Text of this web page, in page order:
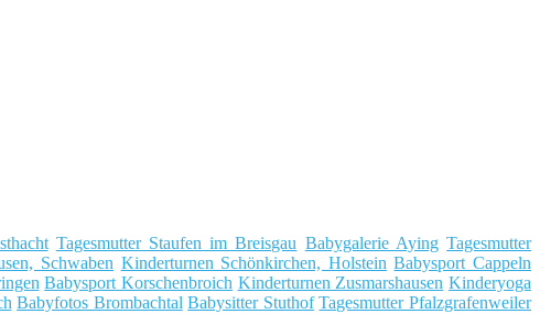
Tagesmutter Staufen im Breisgau Babygalerie Aying Tagesmutter
Schwaben Kinderturnen Schönkirchen, Holstein Babysport Cappeln
Babysport Korschenbroich Kinderturnen Zusmarshausen Kinderyoga
Babyfotos Brombachtal Babysitter Stuthof Tagesmutter Pfalzgrafenweiler